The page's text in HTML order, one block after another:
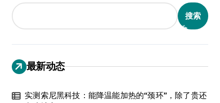
搜索
最新动态
实测索尼黑科技：能降温能加热的“颈环”，除了贵还